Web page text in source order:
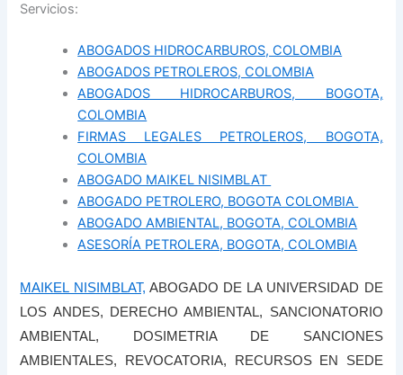
Servicios:
ABOGADOS HIDROCARBUROS, COLOMBIA
ABOGADOS PETROLEROS, COLOMBIA
ABOGADOS HIDROCARBUROS, BOGOTA,
COLOMBIA
FIRMAS LEGALES PETROLEROS, BOGOTA,
COLOMBIA
ABOGADO MAIKEL NISIMBLAT
ABOGADO PETROLERO, BOGOTA COLOMBIA
ABOGADO AMBIENTAL, BOGOTA, COLOMBIA
ASESORÍA PETROLERA, BOGOTA, COLOMBIA
MAIKEL NISIMBLAT, ABOGADO DE LA UNIVERSIDAD DE
LOS ANDES, DERECHO AMBIENTAL, SANCIONATORIO
AMBIENTAL, DOSIMETRIA DE SANCIONES
AMBIENTALES, REVOCATORIA, RECURSOS EN SEDE